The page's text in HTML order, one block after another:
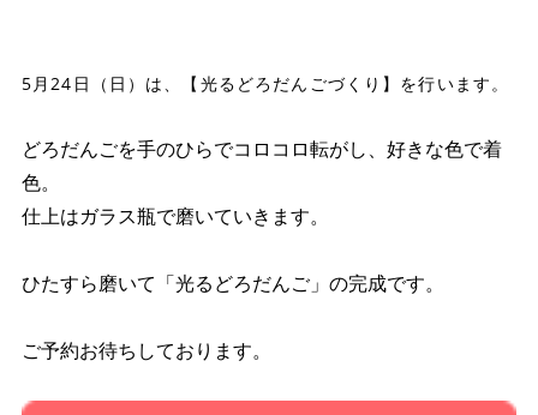
5月24日（日）は、 【光るどろだんごづくり】 を行います。
どろだんごを手のひらでコロコロ転がし、好きな色で着
色。
仕上はガラス瓶で磨いていきます。
ひたすら磨いて「光るどろだんご」の完成です。
ご予約お待ちしております。